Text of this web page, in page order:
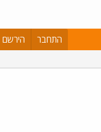
התחבר הירשם